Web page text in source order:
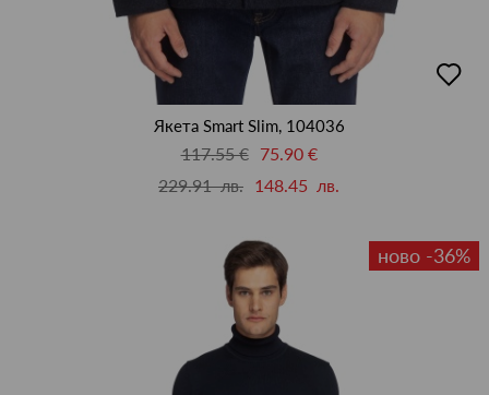
в
Якета Smart Slim, 104036
117.55 €
75.90 €
229.91 лв. 148.45 лв.
ново -36%